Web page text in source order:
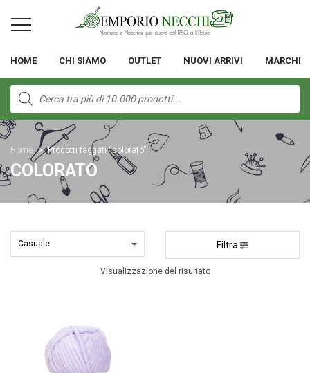
HOME CHI SIAMO OUTLET NUOVI ARRIVI MARCHI
Products
search
Home > Prodotti taggati “colorato”
COLORATO
Filtra
Visualizzazione del risultato